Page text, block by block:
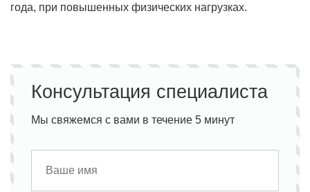
года, при повышенных физических нагрузках.
Консультация специалиста
Мы свяжемся с вами в течение 5 минут